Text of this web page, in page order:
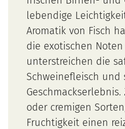
lebendige
Aromatik von Fisch
die exotischen
unterstreichen die
Schweinefleisch und
oder cremigen
Fruchtigkeit einen